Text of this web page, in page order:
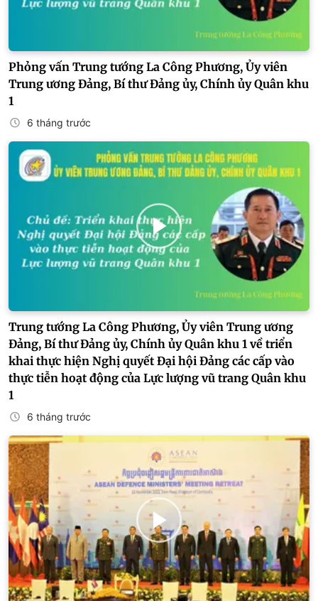
Phỏng vấn Trung tướng La Công Phương, Ủy viên
Trung ương Đảng, Bí thư Đảng ủy, Chính ủy Quân khu
1
6 tháng trước
Trung tướng La Công Phương, Ủy viên Trung ương
Đảng, Bí thư Đảng ủy, Chính ủy Quân khu 1 về triển
khai thực hiện Nghị quyết Đại hội Đảng các cấp vào
thực tiễn hoạt động của Lực lượng vũ trang Quân khu
1
6 tháng trước